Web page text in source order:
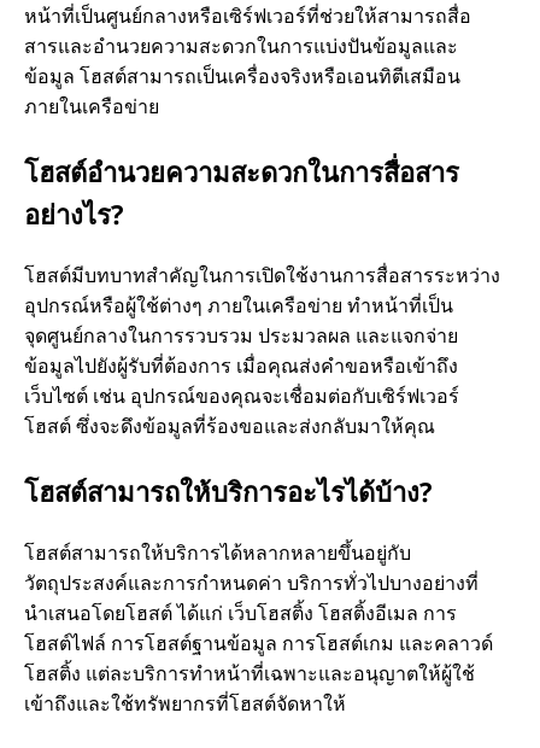
หน้าที่เป็นศูนย์กลางหรือเซิร์ฟเวอร์ที่ช่วยให้สามารถสื่อ
สารและอํานวยความสะดวกในการแบ่งปันข้อมูลและ
ข้อมูล โฮสต์สามารถเป็นเครื่องจริงหรือเอนทิตีเสมือน
ภายในเครือข่าย
โฮสต์อํานวยความสะดวกในการสื่อสาร
อย่างไร?
โฮสต์มีบทบาทสําคัญในการเปิดใช้งานการสื่อสารระหว่าง
อุปกรณ์หรือผู้ใช้ต่างๆ ภายในเครือข่าย ทําหน้าที่เป็น
จุดศูนย์กลางในการรวบรวม ประมวลผล และแจกจ่าย
ข้อมูลไปยังผู้รับที่ต้องการ เมื่อคุณส่งคําขอหรือเข้าถึง
เว็บไซต์ เช่น อุปกรณ์ของคุณจะเชื่อมต่อกับเซิร์ฟเวอร์
โฮสต์ ซึ่งจะดึงข้อมูลที่ร้องขอและส่งกลับมาให้คุณ
โฮสต์สามารถให้บริการอะไรได้บ้าง?
โฮสต์สามารถให้บริการได้หลากหลายขึ้นอยู่กับ
วัตถุประสงค์และการกําหนดค่า บริการทั่วไปบางอย่างที่
นําเสนอโดยโฮสต์ ได้แก่ เว็บโฮสติ้ง โฮสติ้งอีเมล การ
โฮสต์ไฟล์ การโฮสต์ฐานข้อมูล การโฮสต์เกม และคลาวด์
โฮสติ้ง แต่ละบริการทําหน้าที่เฉพาะและอนุญาตให้ผู้ใช้
เข้าถึงและใช้ทรัพยากรที่โฮสต์จัดหาให้